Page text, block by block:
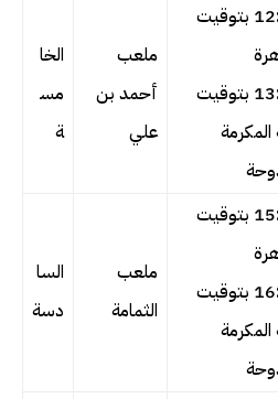
12:00 بتوقيت
13:00 بتوقيت
ملعب
أحمد بن
علي
الخا
مس
ة
15:00 بتوقيت
16:00 بتوقيت
ملعب
الثمامة
السا
دسة